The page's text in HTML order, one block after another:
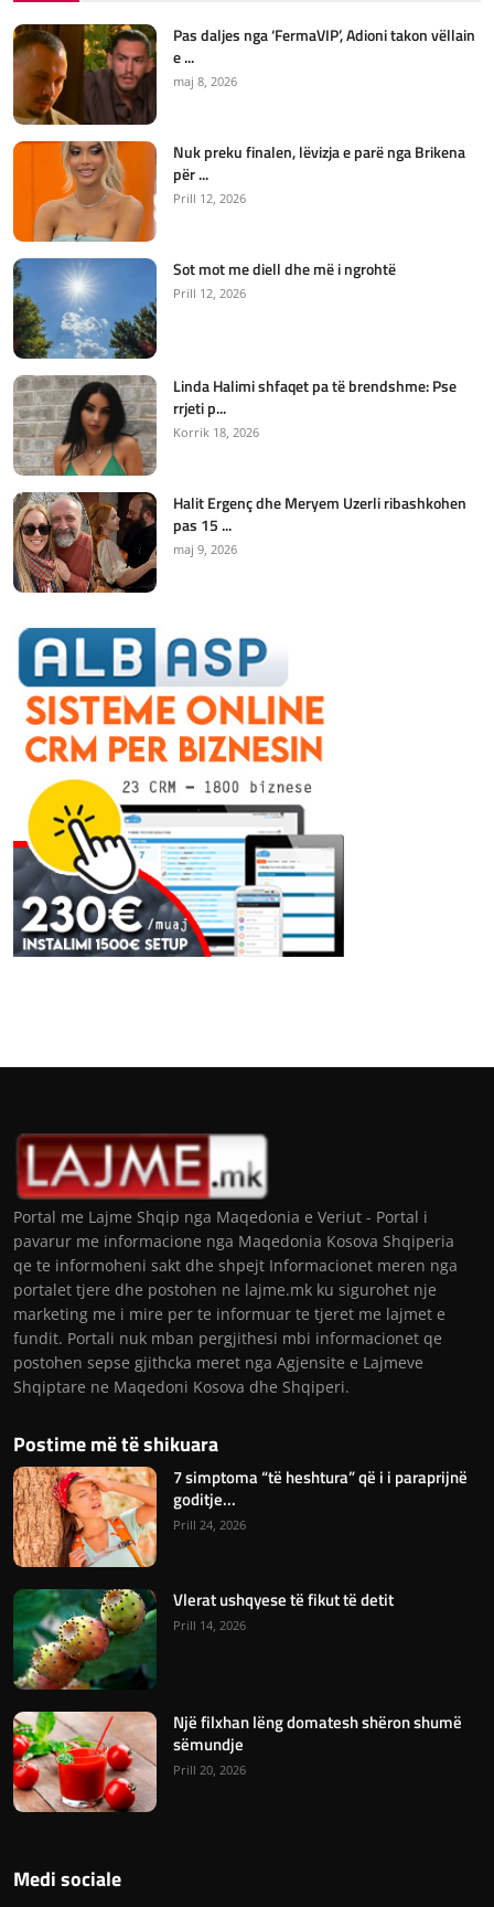
Pas daljes nga ‘FermaVIP’, Adioni takon vëllain
e ...
maj 8, 2026
Nuk preku finalen, lëvizja e parë nga Brikena
për ...
Prill 12, 2026
Sot mot me diell dhe më i ngrohtë
Prill 12, 2026
Linda Halimi shfaqet pa të brendshme: Pse
rrjeti p...
Korrik 18, 2026
Halit Ergenç dhe Meryem Uzerli ribashkohen
pas 15 ...
maj 9, 2026
Portal me Lajme Shqip nga Maqedonia e Veriut - Portal i
pavarur me informacione nga Maqedonia Kosova Shqiperia
qe te informoheni sakt dhe shpejt Informacionet meren nga
portalet tjere dhe postohen ne lajme.mk ku sigurohet nje
marketing me i mire per te informuar te tjeret me lajmet e
fundit. Portali nuk mban pergjithesi mbi informacionet qe
postohen sepse gjithcka meret nga Agjensite e Lajmeve
Shqiptare ne Maqedoni Kosova dhe Shqiperi.
Postime më të shikuara
7 simptoma “të heshtura” që i i paraprijnë
goditje...
Prill 24, 2026
Vlerat ushqyese të fikut të detit
Prill 14, 2026
Një filxhan lëng domatesh shëron shumë
sëmundje
Prill 20, 2026
Medi sociale